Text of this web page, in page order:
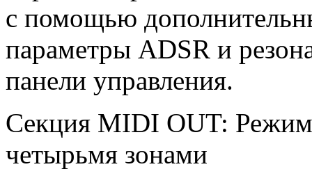
с помощью
параметры ADSR и
панели управления.
Секция MIDI OUT: Режим
четырьмя зонами